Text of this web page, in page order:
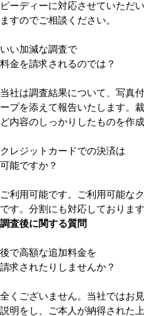
ピーディーに対応させていただ
ますのでご相談ください。
いい加減な調査で
料金を請求されるのでは？
当社は調査結果について、 写真
ープを添えて報告いたします。
ど内容のしっかりしたものを作
クレジットカードでの決済は
可能ですか？
ご利用可能です。 ご利用可能な
です。分割にも対応しております
調査後に関する質問
後で高額な追加料金を
請求されたりしませんか？
全くございません。 当社ではお
説明をし、 ご本人が納得された